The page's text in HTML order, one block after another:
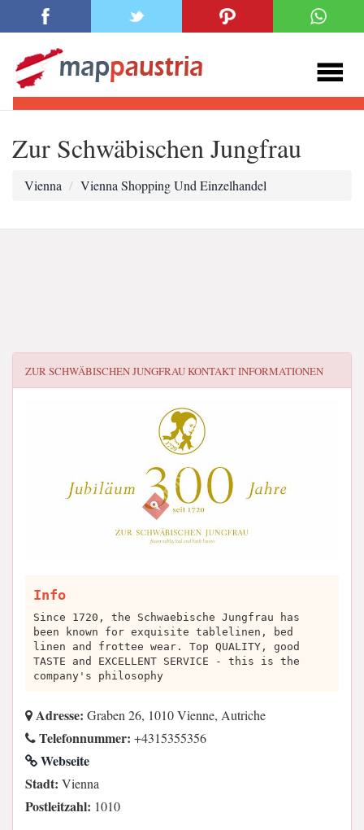
Zur Schwäbischen Jungfrau
Vienna Vienna Shopping Und Einzelhandel
ZUR SCHWÄBISCHEN JUNGFRAUKONTAKT INFORMATIONEN
Info
Since 1720, the Schwaebische Jungfrau has
been known for exquisite tablelinen, bed
linen and frottee wear. Top QUALITY, good
TASTE and EXCELLENT SERVICE - this is the
company's philosophy
Adresse: Graben 26, 1010 Vienne, Autriche
Telefonnummer: +4315355356
Webseite
Stadt: Vienna
Postleitzahl: 1010